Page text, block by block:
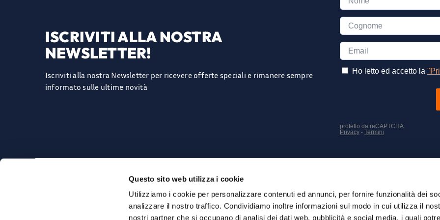
Questo sito web utilizza i cookie
Utilizziamo i cookie per personalizzare contenuti ed annunci, per fornire funzionalità dei
analizzare il nostro traffico. Condividiamo inoltre informazioni sul modo in cui utilizza il
nostri partner che si occupano di analisi dei dati web, pubblicità e social media, i quali
ISCRIVITI ALLA NOSTRA
NEWSLETTER!
Iscriviti alla nostra Newsletter per ricevere offerte speciali e rimanere sempre
informato sulle ultime novità
Il mio Account
Carrello
Ordini